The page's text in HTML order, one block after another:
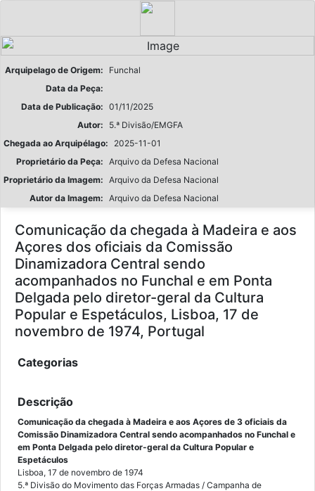
Arquipelago de Origem:
Funchal
Data da Peça:
Data de Publicação: 01/11/2025
Autor:
5.ª Divisão/EMGFA
Chegada ao Arquipélago:
2025-11-01
Proprietário da Peça: Arquivo da Defesa Nacional
Proprietário da Imagem: Arquivo da Defesa Nacional
Autor da Imagem: Arquivo da Defesa Nacional
Comunicação da chegada à Madeira e aos
Açores dos oficiais da Comissão
Dinamizadora Central sendo
acompanhados no Funchal e em Ponta
Delgada pelo diretor-geral da Cultura
Popular e Espetáculos, Lisboa, 17 de
novembro de 1974, Portugal
Categorias
Descrição
Comunicação da chegada à Madeira e aos Açores de 3 oficiais da
Comissão Dinamizadora Central sendo acompanhados no Funchal e
em Ponta Delgada pelo diretor-geral da Cultura Popular e
Espetáculos
Lisboa, 17 de novembro de 1974
5.ª Divisão do Movimento das Forças Armadas / Campanha de